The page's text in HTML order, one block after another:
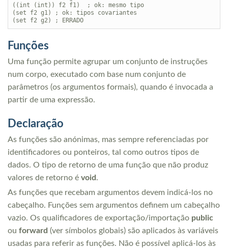
((int (int)) f2 f1)  ; ok: mesmo tipo
(set f2 g1) ; ok: tipos covariantes
Funções
Uma função permite agrupar um conjunto de instruções
num corpo, executado com base num conjunto de
parâmetros (os argumentos formais), quando é invocada a
partir de uma expressão.
Declaração
As funções são anónimas, mas sempre referenciadas por
identificadores ou ponteiros, tal como outros tipos de
dados. O tipo de retorno de uma função que não produz
valores de retorno é void.
As funções que recebam argumentos devem indicá-los no
cabeçalho. Funções sem argumentos definem um cabeçalho
vazio. Os qualificadores de exportação/importação public
ou forward (ver símbolos globais) são aplicados às variáveis
usadas para referir as funções. Não é possível aplicá-los às